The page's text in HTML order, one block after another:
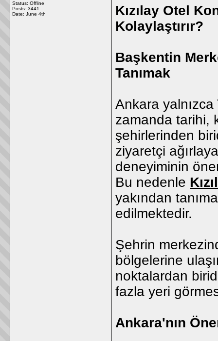
Status: Offline
Posts: 3441
Date: June 4th
Kızılay Otel
Kolaylaştırır?
Başkentin
Tanımak
Ankara
zamanda tarihi,
şehirlerinden
ziyaretçi
deneyiminin
Bu nedenle
yakından
edilmektedir.
Şehrin
bölgelerine
noktalardan
fazla yeri
Ankara'nın